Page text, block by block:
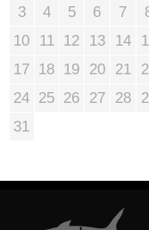
3
4 5 6 7
10
11 12 13 14
17 18 19 20 21
24 25 26 27 28
31